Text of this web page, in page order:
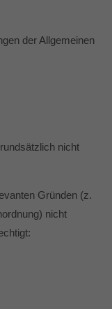
der Allgemeinen
nicht
Gründen (z.
nicht